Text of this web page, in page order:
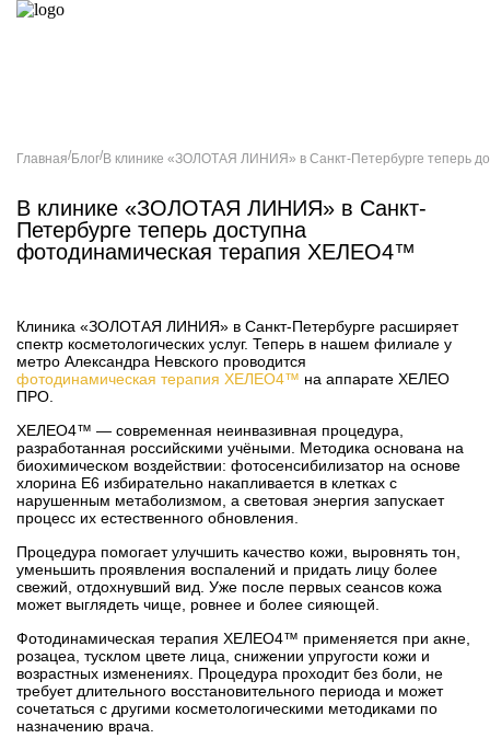
Главная/Блог/В клинике «ЗОЛОТАЯ ЛИНИЯ» в Санкт-Петербурге теперь
В клинике «ЗОЛОТАЯ ЛИНИЯ» в Санкт-
Петербурге теперь доступна
фотодинамическая терапия ХЕЛЕО4™
Клиника «ЗОЛОТАЯ ЛИНИЯ» в Санкт-Петербурге расширяет
спектр косметологических услуг. Теперь в нашем филиале у
метро Александра Невского проводится
фотодинамическая терапия ХЕЛЕО4™ на аппарате ХЕЛЕО
ПРО.
ХЕЛЕО4™ — современная неинвазивная процедура,
разработанная российскими учёными. Методика основана на
биохимическом воздействии: фотосенсибилизатор на основе
хлорина Е6 избирательно накапливается в клетках с
нарушенным метаболизмом, а световая энергия запускает
процесс их естественного обновления.
Процедура помогает улучшить качество кожи, выровнять тон,
уменьшить проявления воспалений и придать лицу более
свежий, отдохнувший вид. Уже после первых сеансов кожа
может выглядеть чище, ровнее и более сияющей.
Фотодинамическая терапия ХЕЛЕО4™ применяется при акне,
розацеа, тусклом цвете лица, снижении упругости кожи и
возрастных изменениях. Процедура проходит без боли, не
требует длительного восстановительного периода и может
сочетаться с другими косметологическими методиками по
назначению врача.